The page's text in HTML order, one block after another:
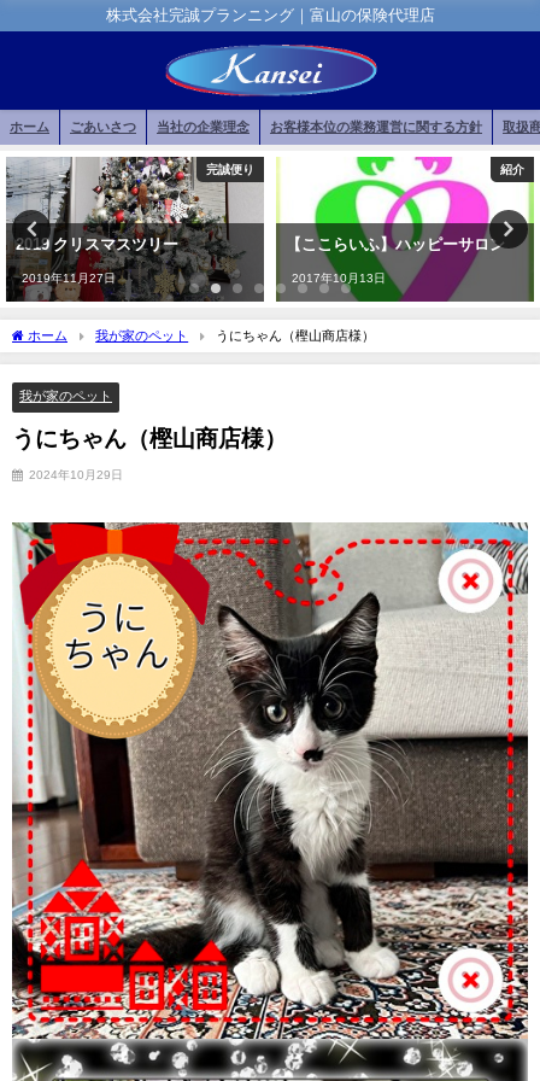
株式会社完誠プランニング｜富山の保険代理店
ホーム ごあいさつ 当社の企業理念 お客様本位の業務運営に関する方針 取扱
完誠便り
2019 クリスマスツリー
2019年11月27日
紹介
【ここらいふ】ハッピーサロン
2017年10月13日
ホーム 我が家のペット うにちゃん（樫山商店様）
我が家のペット
うにちゃん（樫山商店様）
2024年10月29日